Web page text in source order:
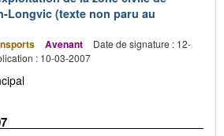
Longvic (texte non paru au
Avenant
Date de signature : 12-
: 10-03-2007